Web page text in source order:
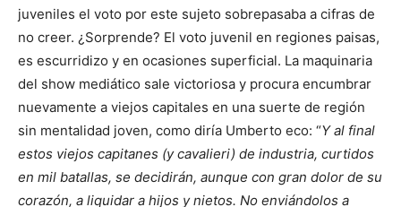
juveniles el voto por este sujeto sobrepasaba a cifras de
no creer. ¿Sorprende? El voto juvenil en regiones paisas,
es escurridizo y en ocasiones superficial. La maquinaria
del show mediático sale victoriosa y procura encumbrar
nuevamente a viejos capitales en una suerte de región
sin mentalidad joven, como diría Umberto eco: “Y al final
estos viejos capitanes (y cavalieri) de industria, curtidos
en mil batallas, se decidirán, aunque con gran dolor de su
corazón, a liquidar a hijos y nietos. No enviándolos a